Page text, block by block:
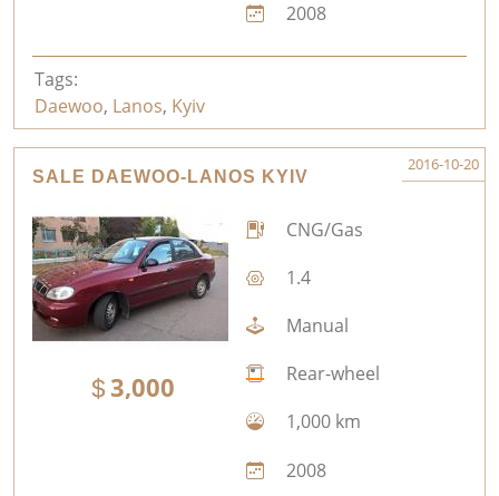
2008
Tags:
Daewoo, Lanos, Kyiv
SALE DAEWOO-LANOS KYIV
2016-10-20
3,000
CNG/Gas
1.4
Manual
Rear-wheel
1,000 km
2008